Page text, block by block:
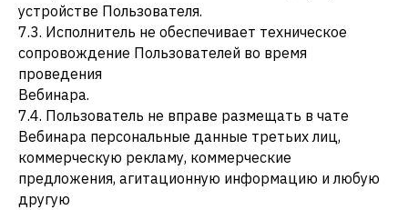
устройстве Пользователя.
7.3. Исполнитель не обеспечивает техническое
сопровождение Пользователей во время
проведения
Вебинара.
7.4. Пользователь не вправе размещать в чате
Вебинара персональные данные третьих лиц,
коммерческую рекламу, коммерческие
предложения, агитационную информацию и любую
другую